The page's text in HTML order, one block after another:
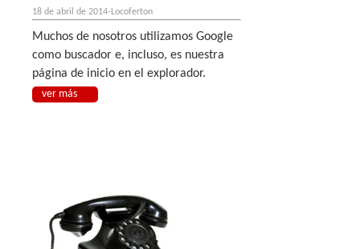
18 de abril de 2014-Locoferton
Muchos de nosotros utilizamos Google
como buscador e, incluso, es nuestra
página de inicio en el explorador.
ver más